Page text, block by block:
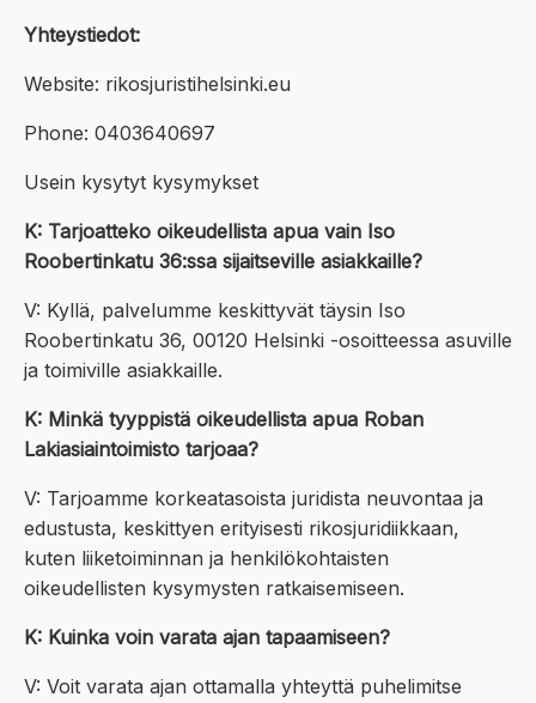
Yhteystiedot:
Website: rikosjuristihelsinki.eu
Phone: 0403640697
Usein kysytyt kysymykset
K: Tarjoatteko oikeudellista apua vain Iso
Roobertinkatu 36:ssa sijaitseville asiakkaille?
V: Kyllä, palvelumme keskittyvät täysin Iso
Roobertinkatu 36, 00120 Helsinki -osoitteessa asuville
ja toimiville asiakkaille.
K: Minkä tyyppistä oikeudellista apua Roban
Lakiasiaintoimisto tarjoaa?
V: Tarjoamme korkeatasoista juridista neuvontaa ja
edustusta, keskittyen erityisesti rikosjuridiikkaan,
kuten liiketoiminnan ja henkilökohtaisten
oikeudellisten kysymysten ratkaisemiseen.
K: Kuinka voin varata ajan tapaamiseen?
V: Voit varata ajan ottamalla yhteyttä puhelimitse